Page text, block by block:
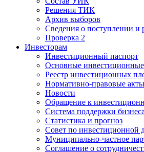
Решения ТИК
Архив выборов
Сведения о поступлении и
Проверка 2
Инвесторам
Инвестиционный паспорт
Основные
Реестр инвестиционных
Нормативно-правовые акты
Новости
Обращение к
Система поддержки бизнеса
Статистика и прогноз
Совет по инвестиционной
Муниципально-частное
Соглашение о